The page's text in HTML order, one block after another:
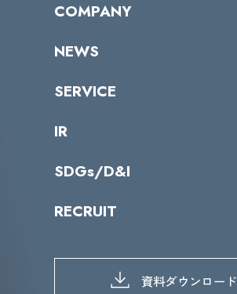
受講者の声
COMPANY
トップメッセージ
ミッション／ビジョン
パートナー企業一覧
NEWS
サイバーニュース
SERVICE
カテゴリー別サービス一覧
IR
IRカレンダー
IRライブラリー
よくあるご質問
SDGs/D&I
当グループのマテリアリティ
SDGs推進体制
D&Iの取り組み
RECRUIT
募集職種一覧
メッセージ
資料ダウンロード